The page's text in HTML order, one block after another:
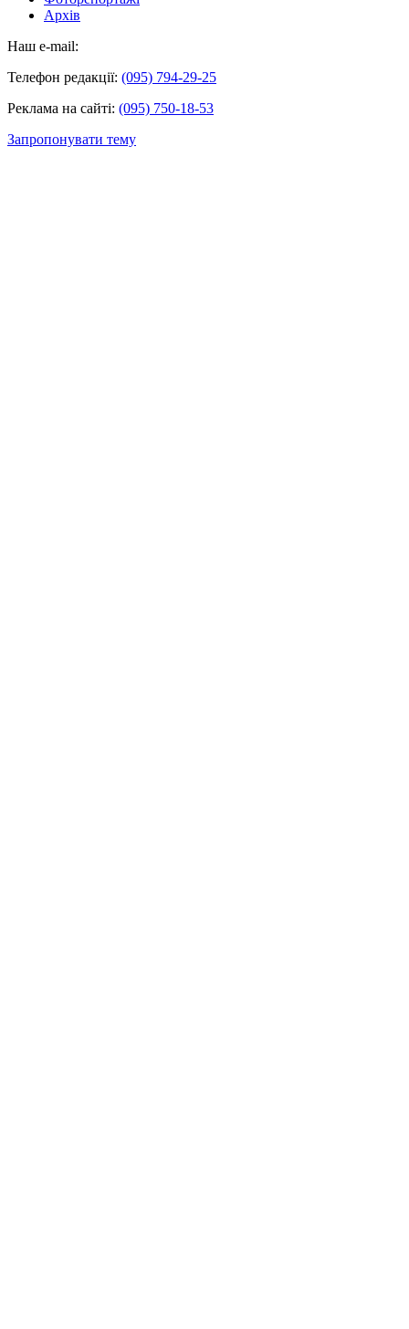
Архів
Наш e-mail:
Телефон редакції: (095) 794-29-25
Реклама на сайті: (095) 750-18-53
Запропонувати тему